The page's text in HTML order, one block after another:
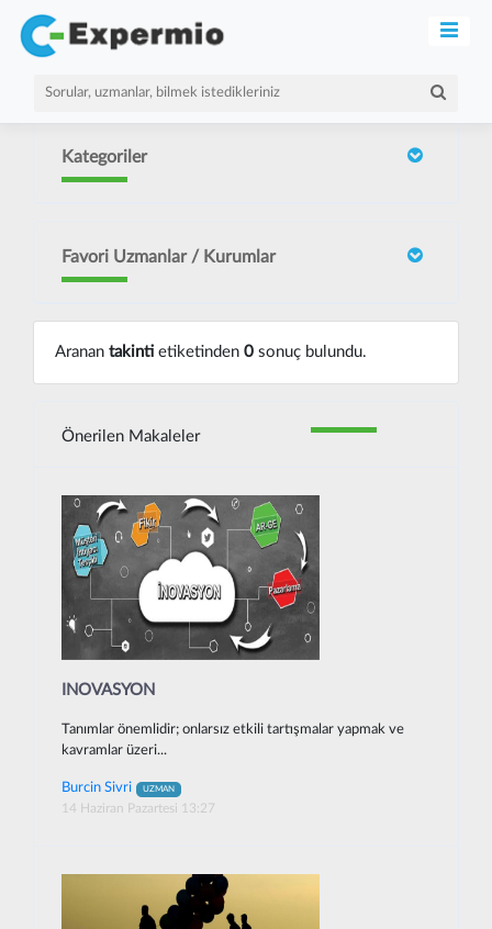
Kategoriler
Favori Uzmanlar / Kurumlar
Aranan takintietiketinden 0sonuç bulundu.
Önerilen Makaleler
INOVASYON
Tanımlar önemlidir; onlarsız etkili tartışmalar yapmak ve
kavramlar üzeri...
Burcin Sivri UZMAN
14 Haziran Pazartesi 13:27